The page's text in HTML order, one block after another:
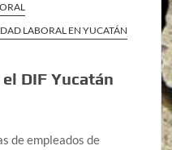
LABORAL EN YUCATÁN
DIF Yucatán
de empleados de